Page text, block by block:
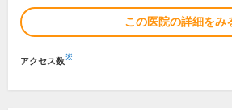
この医院の詳細をみ
アクセス数※